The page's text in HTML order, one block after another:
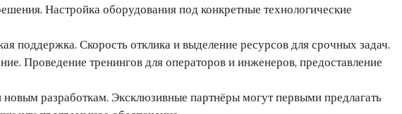
Настройка оборудования под конкретные технологические
поддержка. Скорость отклика и выделение ресурсов для срочных задач.
Проведение тренингов для операторов и инженеров, предоставление
разработкам. Эксклюзивные партнёры могут первыми предлагать